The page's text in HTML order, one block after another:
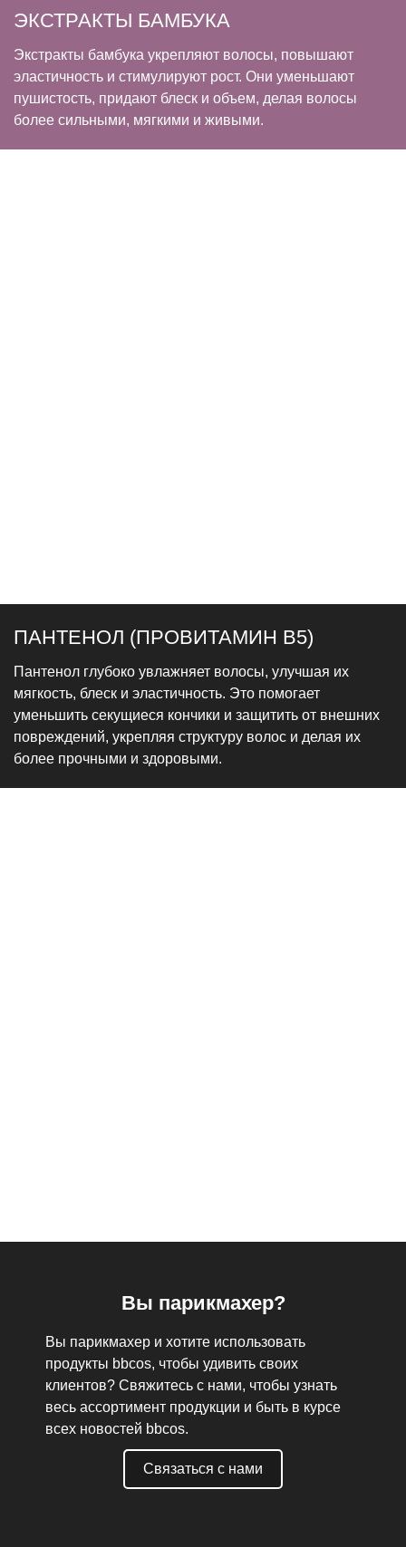
ЭКСТРАКТЫ БАМБУКА
Экстракты бамбука укрепляют волосы, повышают
эластичность и стимулируют рост. Они уменьшают
пушистость, придают блеск и объем, делая волосы
более сильными, мягкими и живыми.
ПАНТЕНОЛ (ПРОВИТАМИН B5)
Пантенол глубоко увлажняет волосы, улучшая их
мягкость, блеск и эластичность. Это помогает
уменьшить секущиеся кончики и защитить от внешних
повреждений, укрепляя структуру волос и делая их
более прочными и здоровыми.
Вы парикмахер?
Вы парикмахер и хотите использовать
продукты bbcos, чтобы удивить своих
клиентов? Свяжитесь с нами, чтобы узнать
весь ассортимент продукции и быть в курсе
всех новостей bbcos.
Связаться с нами